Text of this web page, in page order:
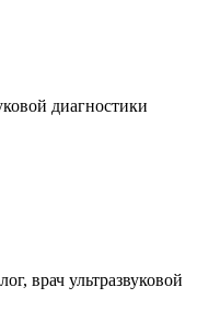
диагностики
врач ультразвуковой